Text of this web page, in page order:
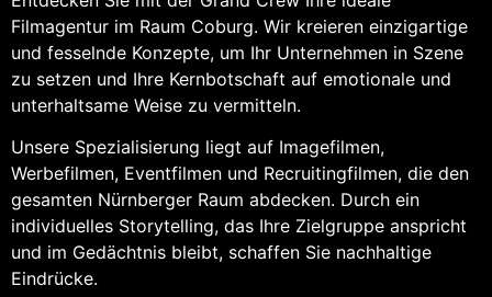
Filmagentur im Raum Coburg. Wir kreieren einzigartige
und fesselnde Konzepte, um Ihr Unternehmen in Szene
zu setzen und Ihre Kernbotschaft auf emotionale und
unterhaltsame Weise zu vermitteln.
Unsere Spezialisierung liegt auf Imagefilmen,
Werbefilmen, Eventfilmen und Recruitingfilmen, die den
gesamten Nürnberger Raum abdecken. Durch ein
individuelles Storytelling, das Ihre Zielgruppe anspricht
und im Gedächtnis bleibt, schaffen Sie nachhaltige
Eindrücke.